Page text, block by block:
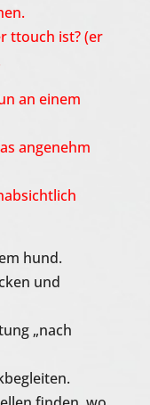
ttouch ist? (er
an einem
angenehm
hund.
und
„nach